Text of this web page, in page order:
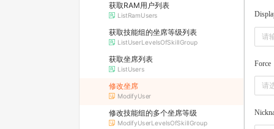
获取RAM用户列表
ListRamUsers
获取技能组的坐席等级列表
ListUserLevelsOfSkillGroup
获取坐席列表
ListUsers
修改坐席
ModifyUser
修改技能组的多个坐席等级
ModifyUserLevelsOfSkillGroup
Force
请